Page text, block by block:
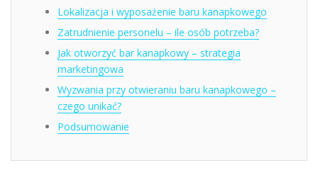
Lokalizacja i wyposażenie baru kanapkowego
Zatrudnienie personelu – ile osób potrzeba?
Jak otworzyć bar kanapkowy – strategia
marketingowa
Wyzwania przy otwieraniu baru kanapkowego –
czego unikać?
Podsumowanie